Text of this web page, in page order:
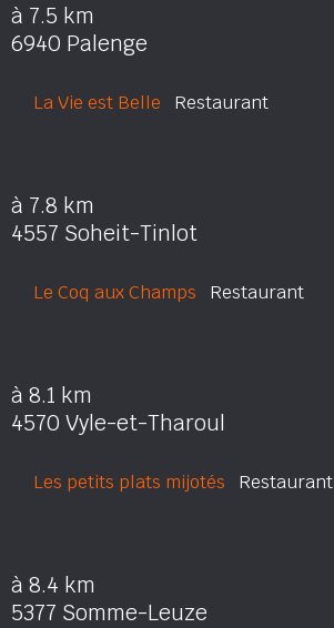
à 7.5 km
6940 Palenge
La Vie est Belle Restaurant
à 7.8 km
4557 Soheit-Tinlot
Le Coq aux Champs Restaurant
à 8.1 km
4570 Vyle-et-Tharoul
Les petits plats mijotés Restaurant
à 8.4 km
5377 Somme-Leuze